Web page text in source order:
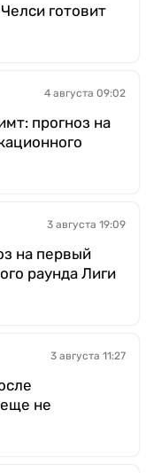
готовит
4 августа 09:02
прогноз на
3 августа 19:09
на первый
раунда Лиги
3 августа 11:27
не